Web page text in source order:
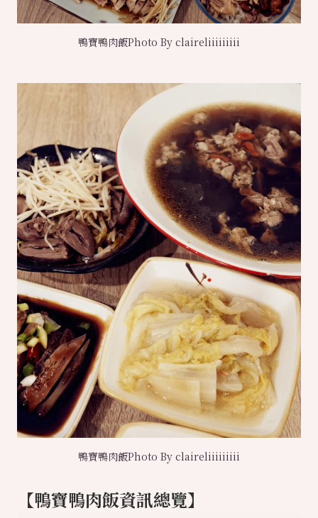
鴨寶鴨肉飯Photo By claireliiiiiiiii
鴨寶鴨肉飯Photo By claireliiiiiiiii
【鴨寶鴨肉飯資訊總覽】